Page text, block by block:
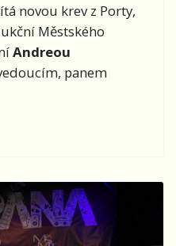
novou krev z Porty,
Městského
Andreou
panem